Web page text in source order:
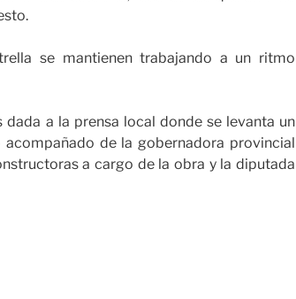
se mantienen trabajando a un ritmo
a la prensa local donde se levanta un
de la gobernadora provincial
a cargo de la obra y la diputada